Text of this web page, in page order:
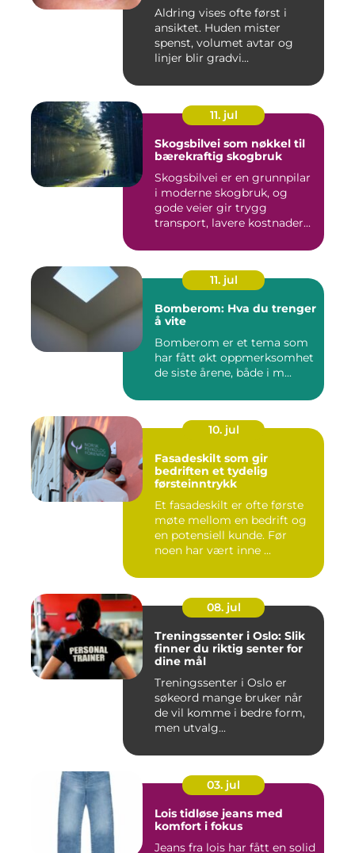
Aldring vises ofte først i
ansiktet. Huden mister
spenst, volumet avtar og
linjer blir gradvi...
11. jul
Skogsbilvei som nøkkel til
bærekraftig skogbruk
Skogsbilvei er en grunnpilar
i moderne skogbruk, og
gode veier gir trygg
transport, lavere kostnader...
11. jul
Bomberom: Hva du trenger
å vite
Bomberom er et tema som
har fått økt oppmerksomhet
de siste årene, både i m...
10. jul
Fasadeskilt som gir
bedriften et tydelig
førsteinntrykk
Et fasadeskilt er ofte første
møte mellom en bedrift og
en potensiell kunde. Før
noen har vært inne ...
08. jul
Treningssenter i Oslo: Slik
finner du riktig senter for
dine mål
Treningssenter i Oslo er
søkeord mange bruker når
de vil komme i bedre form,
men utvalg...
03. jul
Lois tidløse jeans med
komfort i fokus
Jeans fra lois har fått en solid